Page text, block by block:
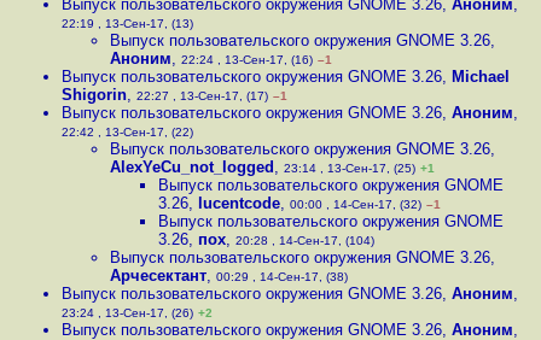
Выпуск пользовательского окружения GNOME 3.26, Аноним,
22:19 , 13-Сен-17, (13)
Выпуск пользовательского окружения GNOME 3.26,
Аноним, 22:24 , 13-Сен-17, (16) –1
Выпуск пользовательского окружения GNOME 3.26, Michael
Shigorin, 22:27 , 13-Сен-17, (17) –1
Выпуск пользовательского окружения GNOME 3.26, Аноним,
22:42 , 13-Сен-17, (22)
Выпуск пользовательского окружения GNOME 3.26,
AlexYeCu_not_logged , 23:14 , 13-Сен-17, (25) +1
Выпуск пользовательского окружения GNOME
3.26, lucentcode, 00:00 , 14-Сен-17, (32) –1
Выпуск пользовательского окружения GNOME
3.26, пох, 20:28 , 14-Сен-17, (104)
Выпуск пользовательского окружения GNOME 3.26,
Арчесектант, 00:29 , 14-Сен-17, (38)
Выпуск пользовательского окружения GNOME 3.26, Аноним,
23:24 , 13-Сен-17, (26) +2
Выпуск пользовательского окружения GNOME 3.26, Аноним,